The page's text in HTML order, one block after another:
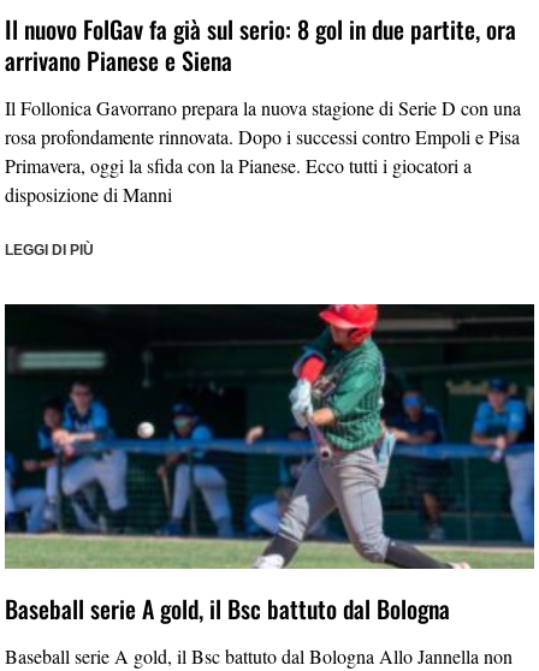
Il nuovo FolGav fa già sul serio: 8 gol in due partite, ora
arrivano Pianese e Siena
Il Follonica Gavorrano prepara la nuova stagione di Serie D con una
rosa profondamente rinnovata. Dopo i successi contro Empoli e Pisa
Primavera, oggi la sfida con la Pianese. Ecco tutti i giocatori a
disposizione di Manni
LEGGI DI PIÙ
Baseball serie A gold, il Bsc battuto dal Bologna
Baseball serie A gold, il Bsc battuto dal Bologna Allo Jannella non